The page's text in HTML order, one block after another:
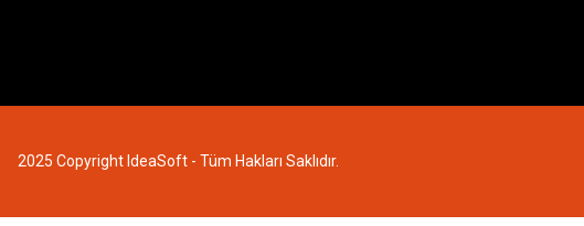
2025 Copyright IdeaSoft - Tüm Hakları Saklıdır.